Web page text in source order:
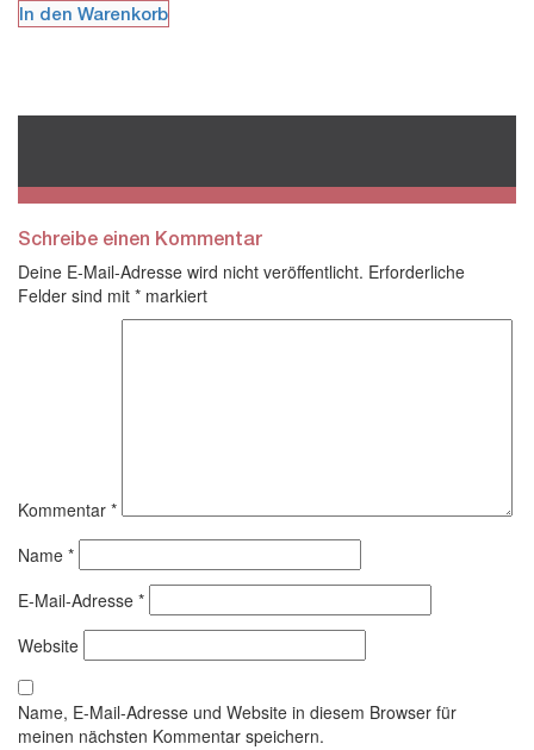
In den Warenkorb
Schreibe einen Kommentar
Deine E-Mail-Adresse wird nicht veröffentlicht. Erforderliche
Felder sind mit * markiert
Kommentar *
Name *
E-Mail-Adresse *
Website
Name, E-Mail-Adresse und Website in diesem Browser für
meinen nächsten Kommentar speichern.